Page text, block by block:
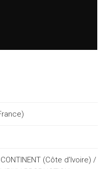
(Côte d’Ivoire) /